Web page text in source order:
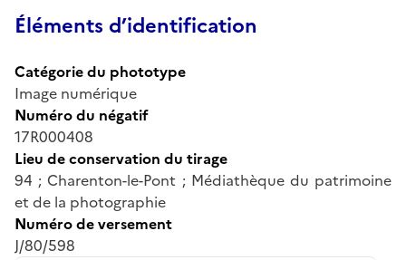
Éléments d’identification
Catégorie du phototype
Image numérique
Numéro du négatif
17R000408
Lieu de conservation du tirage
94 ; Charenton-le-Pont ; Médiathèque du patrimoine
et de la photographie
Numéro de versement
J/80/598